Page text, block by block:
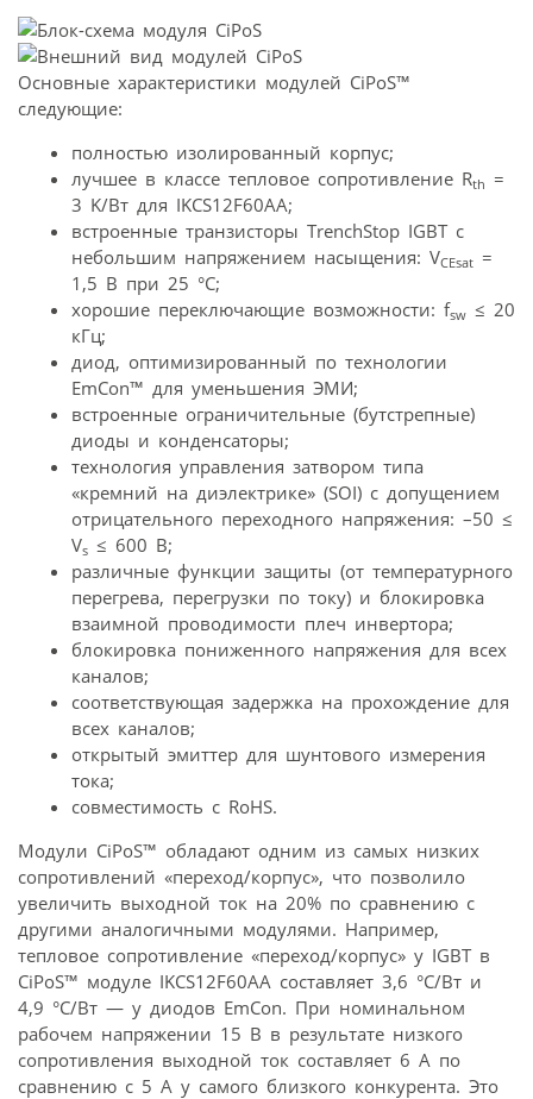
Основные характеристики модулей CiPoS™
следующие:
полностью изолированный корпус;
лучшее в классе тепловое сопротивление Rth =
3 K/Вт для IKCS12F60AA;
встроенные транзисторы TrenchStop IGBT с
небольшим напряжением насыщения: VCEsat =
1,5 В при 25 °C;
хорошие переключающие возможности: fsw ≤ 20
кГц;
диод, оптимизированный по технологии
EmCon™ для уменьшения ЭМИ;
встроенные ограничительные (бутстрепные)
диоды и конденсаторы;
технология управления затвором типа
«кремний на диэлектрике» (SOI) c допущением
отрицательного переходного напряжения: –50 ≤
Vs ≤ 600 В;
различные функции защиты (от температурного
перегрева, перегрузки по току) и блокировка
взаимной проводимости плеч инвертора;
блокировка пониженного напряжения для всех
каналов;
соответствующая задержка на прохождение для
всех каналов;
открытый эмиттер для шунтового измерения
тока;
совместимость с RoHS.
Модули CiPoS™ обладают одним из самых низких
сопротивлений «переход/корпус», что позволило
увеличить выходной ток на 20% по сравнению с
другими аналогичными модулями. Например,
тепловое сопротивление «переход/корпус» у IGBT в
CiPoS™ модуле IKCS12F60AA составляет 3,6 °C/Вт и
4,9 °C/Вт — у диодов EmCon. При номинальном
рабочем напряжении 15 В в результате низкого
сопротивления выходной ток составляет 6 А по
сравнению с 5 А у самого близкого конкурента. Это